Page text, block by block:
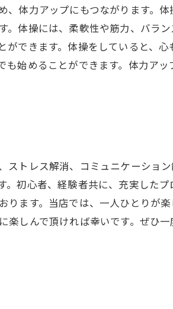
体力アップにもつながります。体
。体操には、柔軟性や筋力、バラ
ができます。体操をしていると、心
も始めることができます。体力アッ
ストレス解消、コミュニケーショ
。初心者、経験者共に、充実したプ
ります。当店では、一人ひとりが楽
楽しんで頂ければ幸いです。ぜひ一